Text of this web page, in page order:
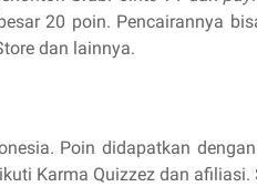
20 poin. Pencairannya
dan lainnya.
Poin didapatkan
Karma Quizzez dan afiliasi.